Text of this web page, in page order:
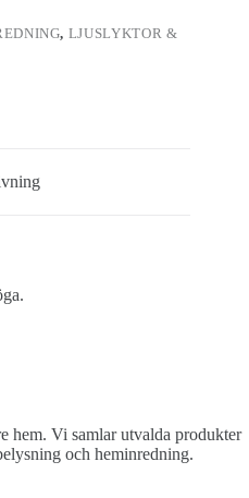
, LJUSLYKTOR &
hem. Vi samlar utvalda produkter
och heminredning.